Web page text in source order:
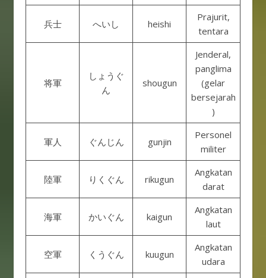
兵士 へいし heishi
Prajurit,
tentara
将軍
しょうぐ
ん
shougun
Jenderal,
panglima
(gelar
bersejarah
)
軍人 ぐんじん gunjin
Personel
militer
陸軍 りくぐん rikugun
Angkatan
darat
海軍 かいぐん kaigun
Angkatan
laut
空軍 くうぐん kuugun
Angkatan
udara